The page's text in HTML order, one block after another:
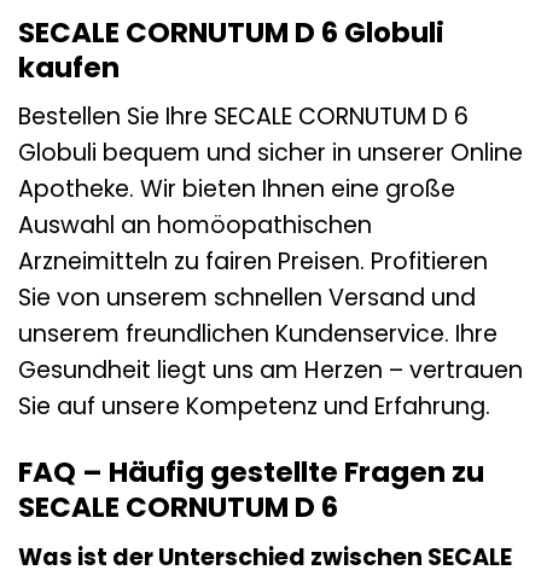
SECALE CORNUTUM D 6 Globuli
kaufen
Bestellen Sie Ihre SECALE CORNUTUM D 6
Globuli bequem und sicher in unserer Online
Apotheke. Wir bieten Ihnen eine große
Auswahl an homöopathischen
Arzneimitteln zu fairen Preisen. Profitieren
Sie von unserem schnellen Versand und
unserem freundlichen Kundenservice. Ihre
Gesundheit liegt uns am Herzen – vertrauen
Sie auf unsere Kompetenz und Erfahrung.
FAQ – Häufig gestellte Fragen zu
SECALE CORNUTUM D 6
Was ist der Unterschied zwischen SECALE